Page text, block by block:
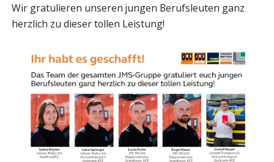
Wir gratulieren unseren jungen Berufsleuten ganz
herzlich zu dieser tollen Leistung!